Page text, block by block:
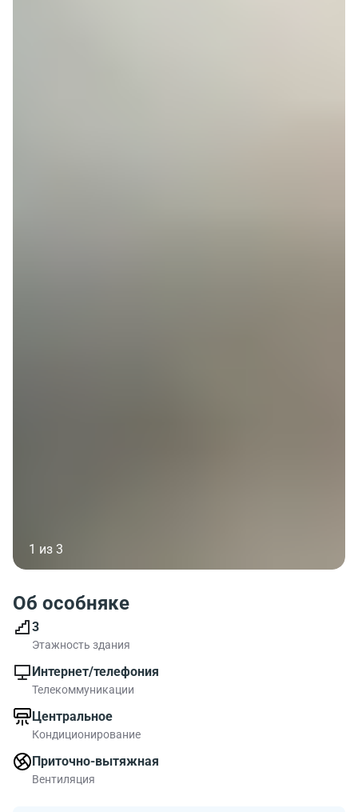
1 из 3
Об особняке
3
Этажность здания
Интернет/телефония
Телекоммуникации
Центральное
Кондиционирование
Приточно-вытяжная
Вентиляция